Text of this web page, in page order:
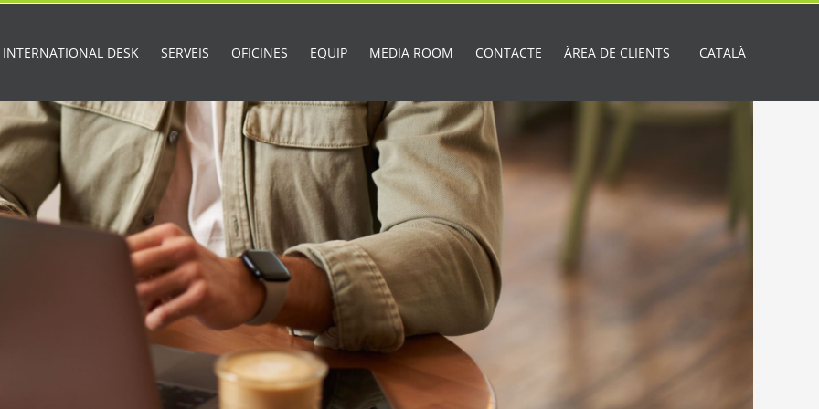
INTERNATIONAL DESK SERVEIS OFICINES EQUIP MEDIA ROOM CONTACTE ÀREA DE CLIENTS CATALÀ